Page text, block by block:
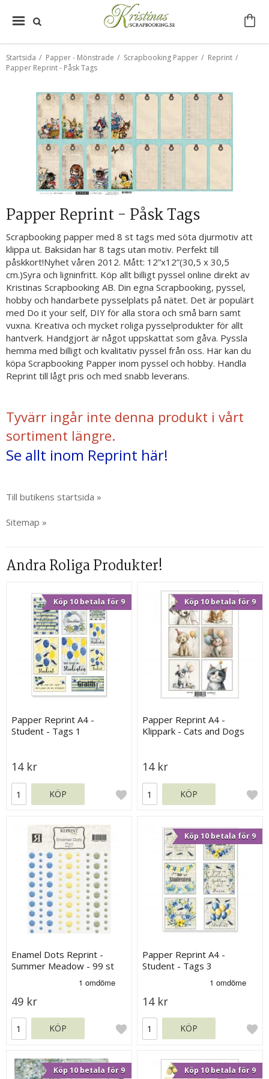
Startsida / Papper - Mönstrade / Scrapbooking Papper / Reprint /
Papper Reprint - Påsk Tags
Papper Reprint - Påsk Tags
Scrapbooking papper med 8 st tags med söta djurmotiv att
klippa ut. Baksidan har 8 tags utan motiv. Perfekt till
påskkort!Nyhet våren 2012. Mått: 12”x12”(30,5 x 30,5
cm.)Syra och ligninfritt. Köp allt billigt pyssel online direkt av
Kristinas Scrapbooking AB. Din egna Scrapbooking, pyssel,
hobby och handarbete pysselplats på nätet. Det är populärt
med Do it your self, DIY för alla stora och små barn samt
vuxna. Kreativa och mycket roliga pysselprodukter för allt
hantverk. Handgjort är något uppskattat som gåva. Pyssla
hemma med billigt och kvalitativ pyssel från oss. Här kan du
köpa Scrapbooking Papper inom pyssel och hobby. Handla
Reprint till lågt pris och med snabb leverans.
Tyvärr ingår inte denna produkt i vårt
sortiment längre.
Se allt inom Reprint här!
Till butikens startsida »
Sitemap »
Andra Roliga Produkter!
Köp 10 betala för 9
Papper Reprint A4 -
Student - Tags 1
14 kr
KÖP
Köp 10 betala för 9
Papper Reprint A4 -
Klippark - Cats and Dogs
14 kr
KÖP
Enamel Dots Reprint -
Summer Meadow - 99 st
49 kr
KÖP
Köp 10 betala för 9
Papper Reprint A4 -
Student - Tags 3
14 kr
KÖP
Köp 10 betala för 9 Köp 10 betala för 9